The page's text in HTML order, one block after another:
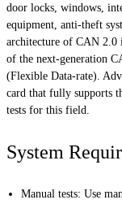
door locks, windows,
equipment, anti-theft
architecture of CAN 2.0
of the next-generation
(Flexible Data-rate).
card that fully supports
tests for this field.
System
Manual tests: Use